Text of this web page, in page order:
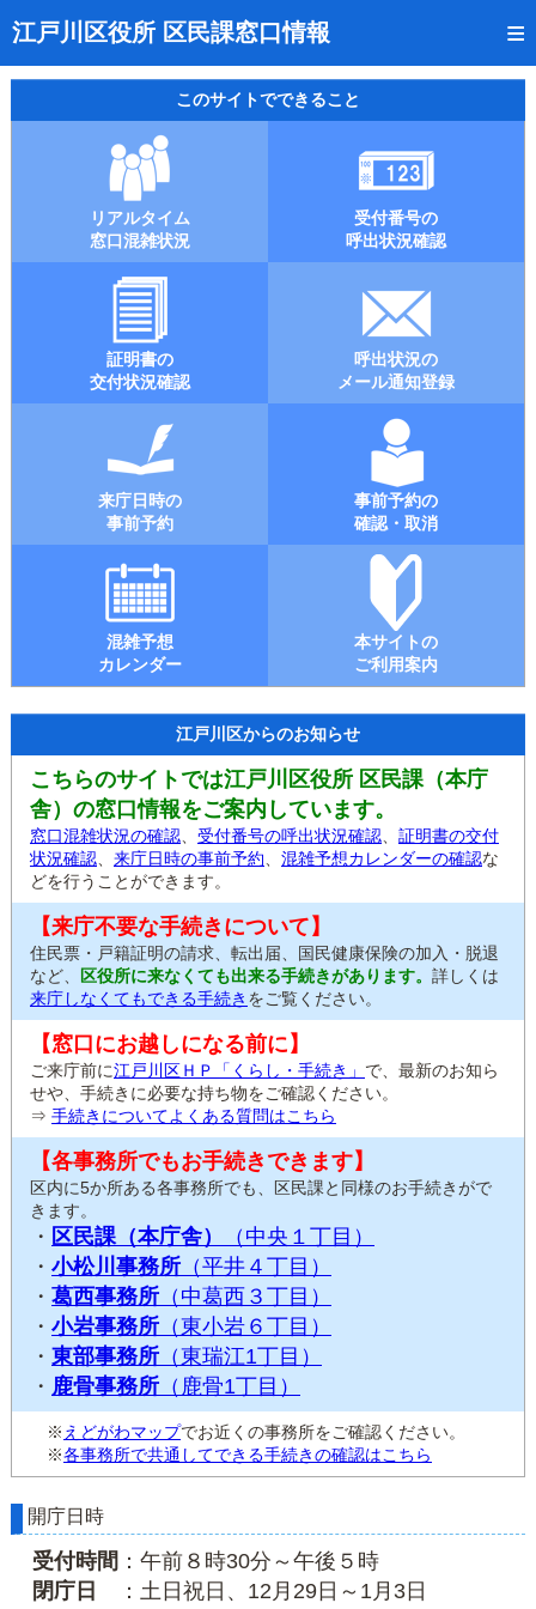
江戸川区役所 区民課窓口情報
トップページ
リアルタイム窓口混雑状況
受付番号の呼出状況確認
証明書の交付状況確認
呼出状況のメール通知登録
来庁日時の事前予約
事前予約の確認・取消
混雑予想カレンダー
本サイトのご利用案内
このサイトでできること
リアルタイム
窓口混雑状況
受付番号の
呼出状況確認
証明書の
交付状況確認
呼出状況の
メール通知登録
来庁日時の
事前予約
事前予約の
確認・取消
混雑予想
カレンダー
本サイトの
ご利用案内
江戸川区からのお知らせ
こちらのサイトでは江戸川区役所 区民課（本庁
舎）の窓口情報をご案内しています。
窓口混雑状況の確認 受付番号の呼出状況確認
証明書の交付
状況確認
来庁日時の事前予約 混雑予想カレンダーの確認な
どを行うことができます。
【来庁不要な手続きについて】
住民票・戸籍証明の請求、転出届、国民健康保険の加入・脱退
など、
区役所に来なくても出来る手続きがあります。 詳しくは
来庁しなくてもできる手続き をご覧ください。
【窓口にお越しになる前に】
ご来庁前に江戸川区ＨＰ「くらし・手続き」 で、最新のお知ら
せや、手続きに必要な持ち物をご確認ください。
⇒ 手続きについてよくある質問はこちら
【各事務所でもお手続きできます】
区内に5か所ある各事務所でも、区民課と同様のお手続きがで
きます。
・ 区民課（本庁舎）
（中央１丁目）
・ 小松川事務所 （平井４丁目）
・ 葛西事務所 （中葛西３丁目）
・ 小岩事務所 （東小岩６丁目）
・ 東部事務所 （東瑞江1丁目）
・ 鹿骨事務所 （鹿骨1丁目）
※ えどがわマップでお近くの事務所をご確認ください。
※各事務所で共通してできる手続きの確認はこちら
開庁日時
受付時間 ：午前８時30分～午後５時
閉庁日
：土日祝日、12月29日～1月3日